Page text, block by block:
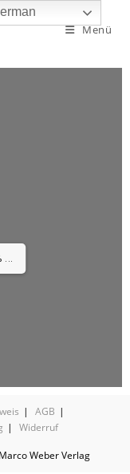
Menü
...
AGB
Widerruf
Weber Verlag